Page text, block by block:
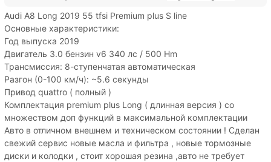
Audi A8 Long 2019 55 tfsi Premium plus S line
Основные характеристики:
Год выпуска 2019
Двигатель 3.0 бензин v6 340 лс / 500 Hm
Трансмиссия: 8-ступенчатая автоматическая
Разгон (0-100 км/ч): ~5.6 секунды
Привод quattro ( полный )
Комплектация premium plus Long ( длинная версия ) со
множеством доп функций в максимальной комплектации
Авто в отличном внешнем и техническом состоянии ! Сделан
свежий сервис новые масла и фильтра , новые тормозные
диски и колодки , стоит хорошая резина ,авто не требует